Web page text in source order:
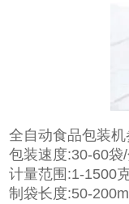
全自动食品包装机
包装速度:30-60袋
计量范围:1-1500
制袋长度:50-